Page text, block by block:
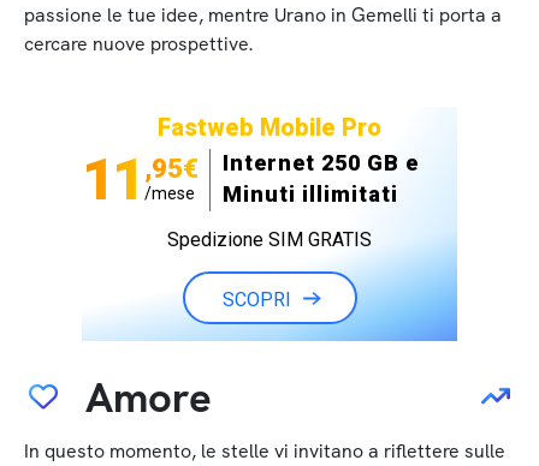
passione le tue idee, mentre Urano in Gemelli ti porta a
cercare nuove prospettive.
Fastweb Mobile Pro
11 ,95€
/mese
Internet 250 GB e
Minuti illimitati
Spedizione SIM GRATIS
SCOPRI
Amore
In questo momento, le stelle vi invitano a riflettere sulle